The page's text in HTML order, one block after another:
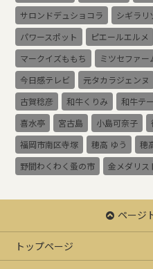
サロンドデュショコラ
シギラリ
パワースポット
ピエールエルメ
マークイズももち
ミツセファー
今日感テレビ
元タカラジェンヌ
古賀稔彦
和牛くりみ 和牛テ
喜水亭
宮古島 小島可奈子
福岡市南区寺塚
穂高 ゆう 穂
野間わくわく蚤の市
金メダリス
ページ
トップページ